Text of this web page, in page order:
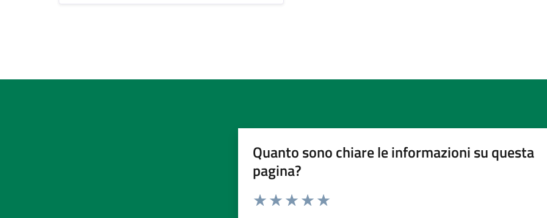
Quanto sono chiare le informazioni su questa
pagina?
Valuta da 1 a 5 stelle la pagina